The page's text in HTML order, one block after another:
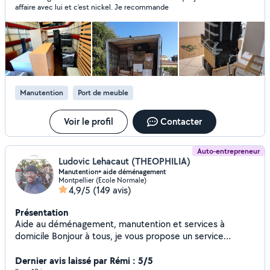
affaire avec lui et c’est nickel. Je recommande
Manutention Port de meuble
Voir le profil Contacter
Auto-entrepreneur
Ludovic Lehacaut (THEOPHILIA)
Manutention+ aide déménagement
Montpellier (Ecole Normale)
4,9/5 (149 avis)
Présentation
Aide au déménagement, manutention et services à
domicile Bonjour à tous, je vous propose un service
petits travaux, manutention. Ma mission est de vous
Dernier avis laissé par Rémi : 5/5